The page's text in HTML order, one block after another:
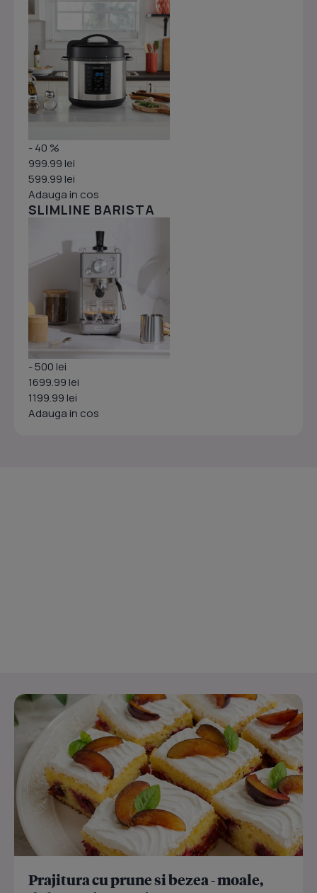
- 40 %
999.99 lei
599.99 lei
Adauga in cos
SLIMLINE BARISTA
- 500 lei
1699.99 lei
1199.99 lei
Adauga in cos
Prajitura cu prune si bezea - moale,